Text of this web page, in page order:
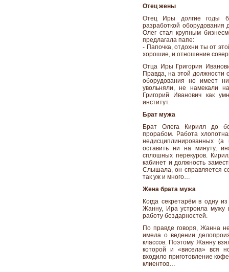
Отец жены
Отец Иры долгие годы
разработкой
Олег стал крупным
предлагала папе:
- Папочка, отдохни ты от
хорошие, и отношение
Отца Иры Григория
Правда, на этой должности
оборудования не имеет
увольняли, не намекали
Григорий Иванович как
институт.
Брат мужа
Брат Олега Кирилл до
прорабом. Работа
недисциплинированных
оставить ни на минуту,
сплошных перекуров.
кабинет и должность
Слышала, он справляется
так уж и много…
Жена брата мужа
Когда секретарём в одну
Жанну, Ира устроила мужу
работу бездарностей.
По правде говоря, Жанна
имела о ведении
классов. Поэтому Жанну
которой и «висела» вся
входило приготовление
клиентов…